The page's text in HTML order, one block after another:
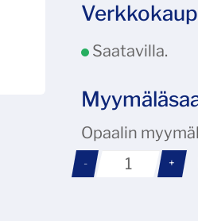
Saatavilla.
Opaalin
- +